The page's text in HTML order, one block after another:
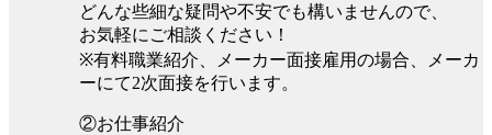
どんな些細な疑問や不安でも構いませんので、
お気軽にご相談ください！
※有料職業紹介、メーカー面接雇用の場合、メーカ
ーにて2次面接を行います。
②お仕事紹介